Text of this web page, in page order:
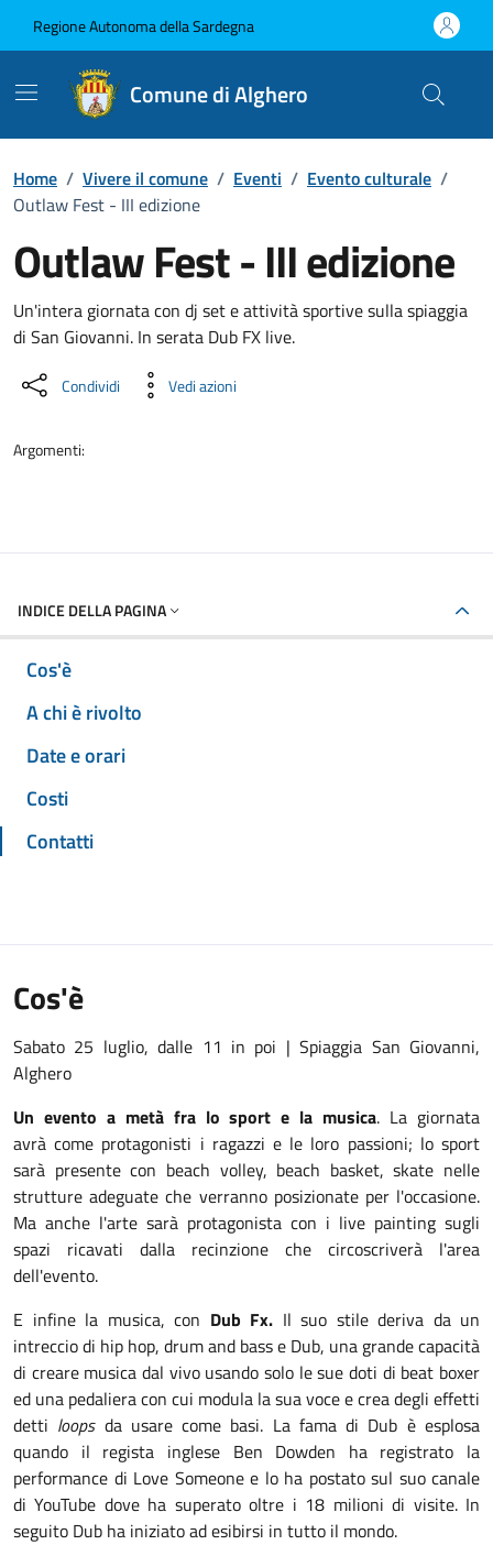
Regione Autonoma della Sardegna
Comune di Alghero
Home / Vivere il comune / Eventi / Evento culturale /
Outlaw Fest - III edizione
Outlaw Fest - III edizione
Dettaglio dell'evento
Un'intera giornata con dj set e attività sportive sulla spiaggia
di San Giovanni. In serata Dub FX live.
Condividi Vedi azioni
Argomenti:
INDICE DELLA PAGINA
Cos'è
A chi è rivolto
Date e orari
Costi
Contatti
Cos'è
Sabato 25 luglio, dalle 11 in poi | Spiaggia San Giovanni,
Alghero
Un evento a metà fra lo sport e la musica. La giornata
avrà come protagonisti i ragazzi e le loro passioni; lo sport
sarà presente con beach volley, beach basket, skate nelle
strutture adeguate che verranno posizionate per l'occasione.
Ma anche l'arte sarà protagonista con i live painting sugli
spazi ricavati dalla recinzione che circoscriverà l'area
dell'evento.
E infine la musica, con Dub Fx. Il suo stile deriva da un
intreccio di hip hop, drum and bass e Dub, una grande capacità
di creare musica dal vivo usando solo le sue doti di beat boxer
ed una pedaliera con cui modula la sua voce e crea degli effetti
detti loops da usare come basi. La fama di Dub è esplosa
quando il regista inglese Ben Dowden ha registrato la
performance di Love Someone e lo ha postato sul suo canale
di YouTube dove ha superato oltre i 18 milioni di visite. In
seguito Dub ha iniziato ad esibirsi in tutto il mondo.